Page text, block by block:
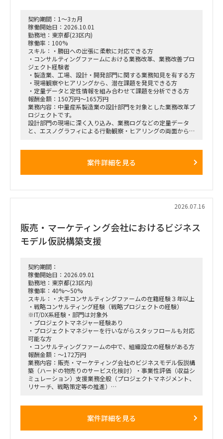
契約期間：1～3ヵ月
稼働開始日：2026.10.01
勤務地：東京都(23区内)
稼働率：100%
スキル：・勝田への出張に柔軟に対応できる方
・コンサルティングファームにおける業務改革、業務改善プロ
ジェクト経験者
・製造業、工場、設計・開発部門に関する業務知見を有する方
・現場観察やヒアリングから、潜在課題を発見できる方
・定量データと定性情報を組み合わせて課題を分析できる方
報酬金額：150万円～165万円
業務内容：中量産系製造業の設計部門を対象とした業務改革プ
ロジェクトです。
設計部門の現場に深く入り込み、業務ログなどの定量データ
と、エスノグラフィによる行動観察・ヒアリングの両面から、
に対する改革提案および最終報告までを担います。
・設計部門のオフィス内における行動観察、エスノグラフィ調
・課題の分析、構造化およびボトルネックの特定
・改善施策および対策方針の立案
・改善施策における費用対効果の試算
ーション
■ポジション
・行動観察、ヒアリング、課題分析から施策立案までの実行
・調査・分析結果の構造化および資料化
・費用対効果の試算、ロードマップ策定
・下位メンバーのリードおよびタスク管理
・幹部層向け報告資料の作成、プレゼンテーション支援
■契約条件
・参画期間：2026年10月1日～2026年12月28日
または2027年1月31日まで
・稼働率：100％想定
■勤務地・働き方
・出張先：茨城県ひたちなか市・勝田駅周辺
・プロジェクト開始直後および終了前は、出張頻度が比較的少
案件詳細を見る
2026.07.16
販売・マーケティング会社におけるビジネス
モデル仮説構築支援
契約期間：
稼働開始日：2026.09.01
勤務地：東京都(23区内)
稼働率：40%～50%
スキル：・大手コンサルティングファームの在籍経験３年以上
・戦略コンサルティング経験（戦略プロジェクトの経験）
※IT/DX系経験・部門は対象外
・プロジェクトマネジャー経験あり
・プロジェクトマネジャーを行いながらスタッフロールも対応
可能な方
・コンサルティングファームの中で、組織設立の経験がある方
報酬金額：～172万円
業務内容：販売・マーケティング会社のビジネスモデル仮説構
築（ハードの物売りのサービス化検討）・事業性評価（収益シ
ミュレーション）支援業務全般（プロジェクトマネジメント、
リサーチ、戦略策定等の推進）
正解がない難易度の高いPJ」にプロジェクトをリードする立場
案件詳細を見る